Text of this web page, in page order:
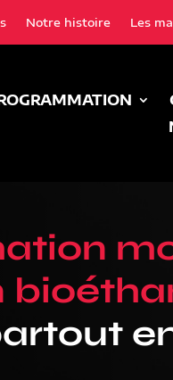
Notre histoire Les